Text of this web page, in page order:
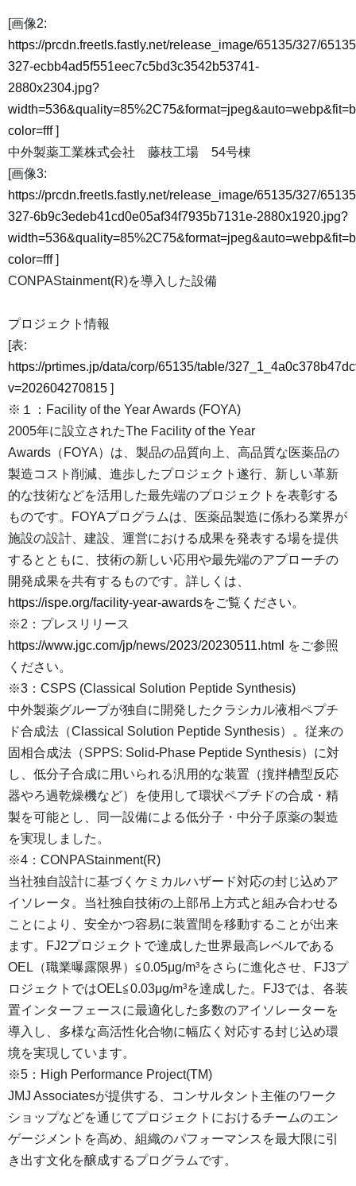
[画像2:
https://prcdn.freetls.fastly.net/release_image/65135/327/
327-ecbb4ad5f551eec7c5bd3c3542b53741-
2880x2304.jpg?
color=fff]
中外製薬工業株式会社 藤枝工場 54号棟
[画像3:
https://prcdn.freetls.fastly.net/release_image/65135/327/
327-6b9c3edeb41cd0e05af34f7935b7131e-2880x1920.jpg?
color=fff]
CONPAStainment(R)を導入した設備
プロジェクト情報
[表:
https://prtimes.jp/data/corp/65135/table/
v=202604270815 ]
※１：Facility of the Year Awards (FOYA)
2005年に設立されたThe Facility of the Year
Awards（FOYA）は、製品の品質向上、高品質な医薬品の
製造コスト削減、進歩したプロジェクト遂行、新しい革新
的な技術などを活用した最先端のプロジェクトを表彰する
ものです。FOYAプログラムは、医薬品製造に係わる業界が
施設の設計、建設、運営における成果を発表する場を提供
するとともに、技術の新しい応用や最先端のアプローチの
開発成果を共有するものです。詳しくは、
https://ispe.org/facility-year-awardsをご覧ください。
※2：プレスリリース
https://www.jgc.com/jp/news/2023/20230511.html をご参照
ください。
※3：CSPS (Classical Solution Peptide Synthesis)
中外製薬グループが独自に開発したクラシカル液相ペプチ
ド合成法（Classical Solution Peptide Synthesis）。従来の
固相合成法（SPPS: Solid-Phase Peptide Synthesis）に対
し、低分子合成に用いられる汎用的な装置（撹拌槽型反応
器やろ過乾燥機など）を使用して環状ペプチドの合成・精
製を可能とし、同一設備による低分子・中分子原薬の製造
を実現しました。
※4：CONPAStainment(R)
当社独自設計に基づくケミカルハザード対応の封じ込めア
イソレータ。当社独自技術の上部吊上方式と組み合わせる
ことにより、安全かつ容易に装置間を移動することが出来
ます。FJ2プロジェクトで達成した世界最高レベルである
OEL（職業曝露限界）≦0.05μg/m³をさらに進化させ、FJ3プ
ロジェクトではOEL≦0.03μg/m³を達成した。FJ3では、各装
置インターフェースに最適化した多数のアイソレーターを
導入し、多様な高活性化合物に幅広く対応する封じ込め環
境を実現しています。
※5：High Performance Project(TM)
JMJ Associatesが提供する、コンサルタント主催のワーク
ショップなどを通じてプロジェクトにおけるチームのエン
ゲージメントを高め、組織のパフォーマンスを最大限に引
き出す文化を醸成するプログラムです。